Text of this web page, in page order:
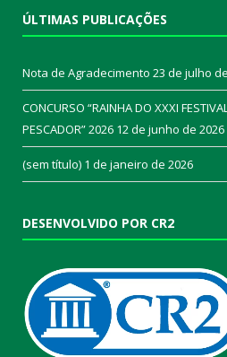
ÚLTIMAS PUBLICAÇÕES
Nota de Agradecimento 23 de julho
CONCURSO “RAINHA DO XXXI
PESCADOR” 2026 12 de junho de 2026
(sem título) 1 de janeiro de 2026
DESENVOLVIDO POR CR2